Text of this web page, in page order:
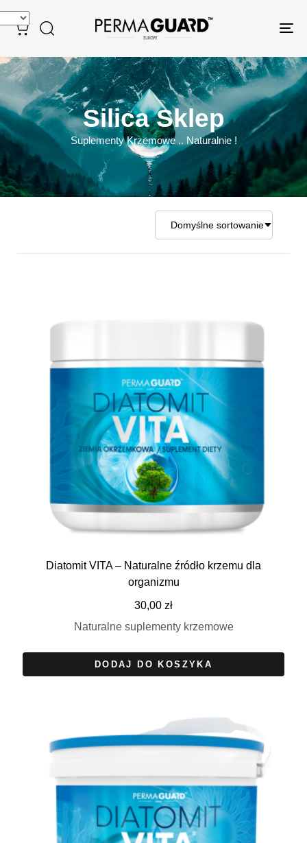
Wpisz temat
Silica Sklep
Suplementy Krzemowe .. Naturalnie !
Domyślne sortowanie
Diatomit VITA – Naturalne źródło krzemu dla
organizmu
30,00 zł
Naturalne suplementy krzemowe
DODAJ DO KOSZYKA